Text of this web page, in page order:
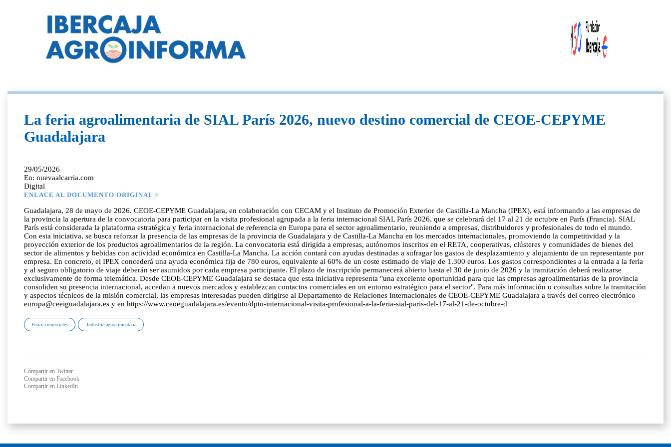
La feria agroalimentaria de SIAL París 2026, nuevo destino comercial de CEOE-CEPYME
Guadalajara
29/05/2026
En: nuevaalcarria.com
Digital
ENLACE AL DOCUMENTO ORIGINAL >
Guadalajara, 28 de mayo de 2026. CEOE-CEPYME Guadalajara, en colaboración con CECAM y el Instituto de Promoción Exterior de Castilla-La Mancha (IPEX), está informando a las empresas de
la provincia la apertura de la convocatoria para participar en la visita profesional agrupada a la feria internacional SIAL París 2026, que se celebrará del 17 al 21 de octubre en París (Francia). SIAL
París está considerada la plataforma estratégica y feria internacional de referencia en Europa para el sector agroalimentario, reuniendo a empresas, distribuidores y profesionales de todo el mundo.
Con esta iniciativa, se busca reforzar la presencia de las empresas de la provincia de Guadalajara y de Castilla-La Mancha en los mercados internacionales, promoviendo la competitividad y la
proyección exterior de los productos agroalimentarios de la región. La convocatoria está dirigida a empresas, autónomos inscritos en el RETA, cooperativas, clústeres y comunidades de bienes del
sector de alimentos y bebidas con actividad económica en Castilla-La Mancha. La acción contará con ayudas destinadas a sufragar los gastos de desplazamiento y alojamiento de un representante por
empresa. En concreto, el IPEX concederá una ayuda económica fija de 780 euros, equivalente al 60% de un coste estimado de viaje de 1.300 euros. Los gastos correspondientes a la entrada a la feria
y al seguro obligatorio de viaje deberán ser asumidos por cada empresa participante. El plazo de inscripción permanecerá abierto hasta el 30 de junio de 2026 y la tramitación deberá realizarse
exclusivamente de forma telemática. Desde CEOE-CEPYME Guadalajara se destaca que esta iniciativa representa "una excelente oportunidad para que las empresas agroalimentarias de la provincia
consoliden su presencia internacional, accedan a nuevos mercados y establezcan contactos comerciales en un entorno estratégico para el sector". Para más información o consultas sobre la tramitación
y aspectos técnicos de la misión comercial, las empresas interesadas pueden dirigirse al Departamento de Relaciones Internacionales de CEOE-CEPYME Guadalajara a través del correo electrónico
europa@ceeiguadalajara.es y en https://www.ceoeguadalajara.es/evento/dpto-internacional-visita-profesional-a-la-feria-sial-paris-del-17-al-21-de-octubre-d
Ferias comerciales Industria agroalimentaria
Compartir en Twitter
Compartir en Facebook
Compartir en LinkedIn